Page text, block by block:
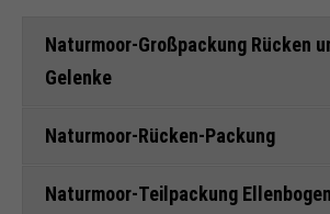
Naturmoor-Großpackung Rücken
Gelenke
Naturmoor-Rücken-Packung
Naturmoor-Teilpackung